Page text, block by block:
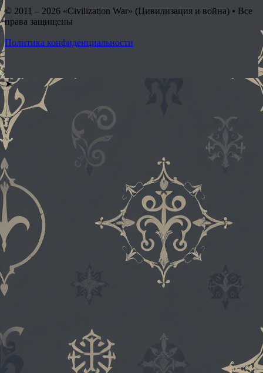
© 2011 – 2026 «Civilization War» (Цивилизация и война) • Все
права защищены
Политика конфиденциальности
➤